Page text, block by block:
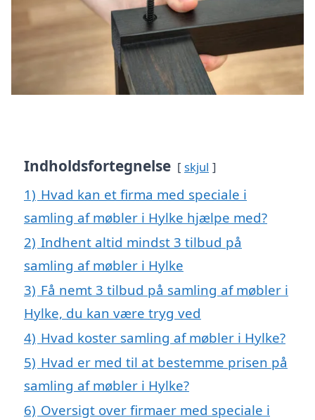
Indholdsfortegnelse skjul
1) Hvad kan et firma med speciale i
samling af møbler i Hylke hjælpe med?
2) Indhent altid mindst 3 tilbud på
samling af møbler i Hylke
3) Få nemt 3 tilbud på samling af møbler i
Hylke, du kan være tryg ved
4) Hvad koster samling af møbler i Hylke?
5) Hvad er med til at bestemme prisen på
samling af møbler i Hylke?
6) Oversigt over firmaer med speciale i